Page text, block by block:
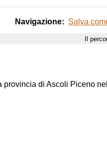
Navigazione: Salva
Il
di Ascoli Piceno